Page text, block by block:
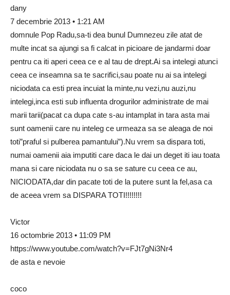
dany
7 decembrie 2013 • 1:21 AM
domnule Pop Radu,sa-ti dea bunul Dumnezeu zile atat de
multe incat sa ajungi sa fi calcat in picioare de jandarmi doar
pentru ca iti aperi ceea ce e al tau de drept.Ai sa intelegi atunci
ceea ce inseamna sa te sacrifici,sau poate nu ai sa intelegi
niciodata ca esti prea incuiat la minte,nu vezi,nu auzi,nu
intelegi,inca esti sub influenta drogurilor administrate de mai
marii tarii(pacat ca dupa cate s-au intamplat in tara asta mai
sunt oamenii care nu inteleg ce urmeaza sa se aleaga de noi
toti”praful si pulberea pamantului”).Nu vrem sa dispara toti,
numai oamenii aia imputiti care daca le dai un deget iti iau toata
mana si care niciodata nu o sa se sature cu ceea ce au,
NICIODATA,dar din pacate toti de la putere sunt la fel,asa ca
de aceea vrem sa DISPARA TOTI!!!!!!!!
Victor
16 octombrie 2013 • 11:09 PM
https://www.youtube.com/watch?v=FJt7gNi3Nr4
de asta e nevoie
coco